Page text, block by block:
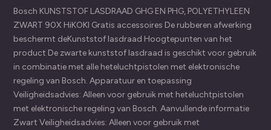
Bosch KUNSTSTOF LASDRAAD GHG EN PHG, POLYETHYLEEN
ZWART 90X HiKOKI Gratis accessoires De rubberen afwerking
beschermt deKunststof lasdraad Hoogtepunten van het
product De zwarte kunststof lasdraad is geschikt voor gebruik
in combinatie met alle heteluchtpistolen met elektronische
regeling van Bosch. Apparatuur en toepassing
Veiligheidsadvies: Alleen voor gebruik met heteluchtpistolen
met elektronische regeling van Bosch. Aanvullende informatie
Zwart Veiligheidsadvies: Alleen voor gebruik met